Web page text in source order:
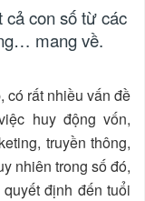
cả con số từ các
mang về.
có rất nhiều vấn đề
huy động vốn,
truyền thông,
nhiên trong số đó,
định đến tuổi